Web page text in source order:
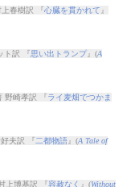
春樹訳 『心臓を貫かれて 』
ト訳 『思い出トランプ』(A
野崎孝訳 『ライ麦畑でつかま
夫訳 『二都物語』(A Tale of
上博基訳 『容赦なく 』(Without